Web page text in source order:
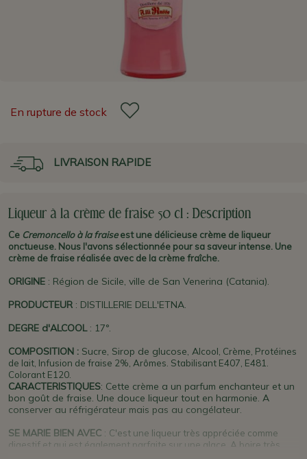
En rupture de stock
LIVRAISON RAPIDE
Liqueur à la crème de fraise 50 cl : Description
Ce Cremoncello à la fraiseest une délicieuse crème de liqueur
onctueuse. Nous l'avons sélectionnée pour sa saveur intense. Une
crème de fraise réalisée avec de la crème fraîche.
ORIGINE : Région de Sicile, ville de San Venerina (Catania).
PRODUCTEUR : DISTILLERIE DELL'ETNA.
DEGRE d'ALCOOL: 17°.
COMPOSITION : Sucre, Sirop de glucose, Alcool, Crème, Protéines
de lait, Infusion de fraise 2%, Arômes. Stabilisant E407, E481.
Colorant E120.
CARACTERISTIQUES: Cette crème a un parfum enchanteur et un
bon goût de fraise. Une douce liqueur tout en harmonie. A
conserver au réfrigérateur mais pas au congélateur.
SE MARIE BIEN AVEC : C'est une liqueur très appréciée comme
digestif et qui est également parfaite sur une glace
A boire très